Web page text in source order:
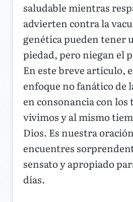
saludable mientras
advierten contra la
genética pueden tener
piedad, pero niegan el
En este breve artículo,
enfoque no fanático de
en consonancia con los
vivimos y al mismo
Dios. Es nuestra
encuentres
sensato y apropiado
días.